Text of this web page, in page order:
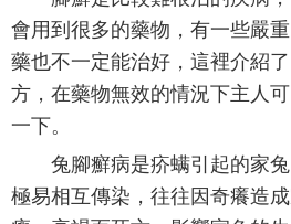
會用到很多的藥物，有一些嚴
藥也不一定能治好，這裡介紹
方，在藥物無效的情況下主人
一下。
兔腳癬病是疥螨引起的家
極易相互傳染，往往因奇癢造